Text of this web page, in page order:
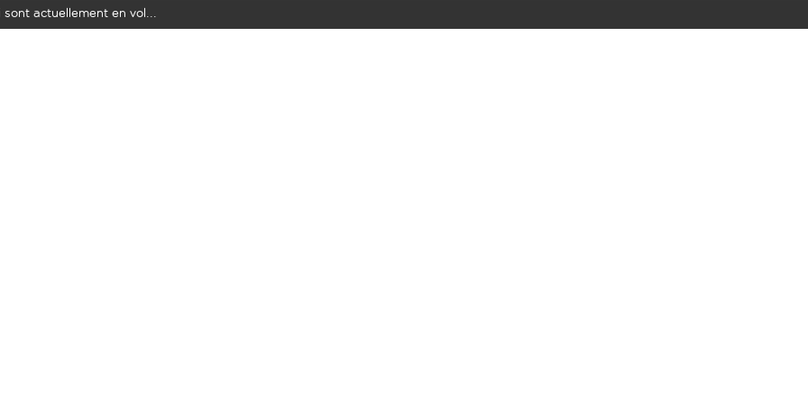
sont actuellement en vol...